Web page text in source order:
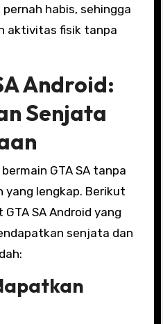
habis, sehingga
aktivitas fisik tanpa
Android:
Senjata
GTA SA tanpa
yang lengkap. Berikut
SA Android yang
senjata dan